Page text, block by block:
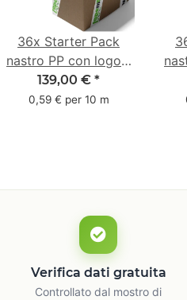
36x Starter Pack
nastro PP con logo -
1 colore - 48 mm x
66 m
139,00 € *
0,59 € per 10 m
Verifica dati gratuita
Controllato dal mostro di